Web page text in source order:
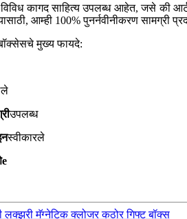
विविध कागद साहित्य उपलब्ध आहेत, जसे की
आम्ही 100% पुनर्नवीनीकरण सामग्री
मुख्य फायदे:
उपलब्ध
स्वीकारले
e
लक्झरी मॅग्नेटिक क्लोजर कठोर गिफ्ट बॉक्स